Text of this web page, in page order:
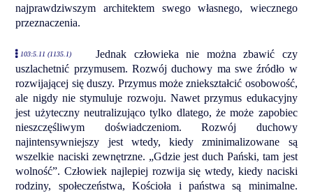
najprawdziwszym architektem swego własnego, wiecznego
przeznaczenia.
103:5.11 (1135.1)
Jednak człowieka nie można zbawić czy
uszlachetnić przymusem. Rozwój duchowy ma swe źródło w
rozwijającej się duszy. Przymus może zniekształcić osobowość,
ale nigdy nie stymuluje rozwoju. Nawet przymus edukacyjny
jest użyteczny neutralizująco tylko dlatego, że może zapobiec
nieszczęśliwym doświadczeniom. Rozwój duchowy
najintensywniejszy jest wtedy, kiedy zminimalizowane są
wszelkie naciski zewnętrzne. „Gdzie jest duch Pański, tam jest
wolność”. Człowiek najlepiej rozwija się wtedy, kiedy naciski
rodziny, społeczeństwa, Kościoła i państwa są minimalne.